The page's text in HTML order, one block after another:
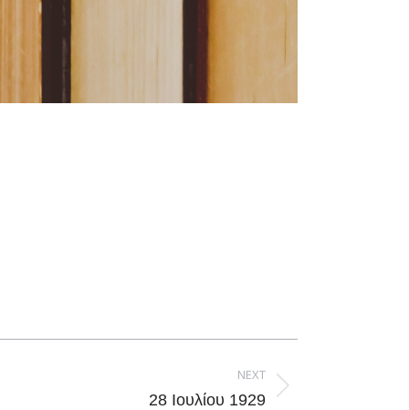
NEXT
28 Ιουλίου 1929